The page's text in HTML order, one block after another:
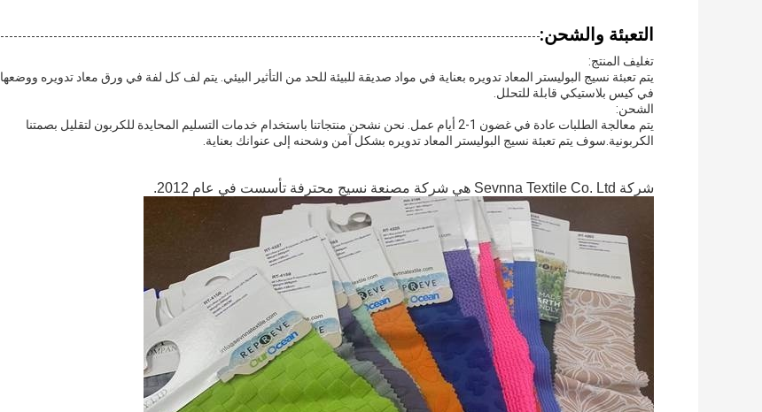
التعبئة والشحن:
تغليف المنتج:
يتم تعبئة نسيج البوليستر المعاد تدويره بعناية في مواد صديقة للبيئة للحد من التأثير البيئي. يتم لف كل لفة في ورق معاد تدويره ووضعها
في كيس بلاستيكي قابلة للتحلل.
الشحن:
يتم معالجة الطلبات عادة في غضون 1-2 أيام عمل. نحن نشحن منتجاتنا باستخدام خدمات التسليم المحايدة للكربون لتقليل بصمتنا
الكربونية.سوف يتم تعبئة نسيج البوليستر المعاد تدويره بشكل آمن وشحنه إلى عنوانك بعناية.
شركة Sevnna Textile Co. Ltd هي شركة مصنعة نسيج محترفة تأسست في عام 2012.